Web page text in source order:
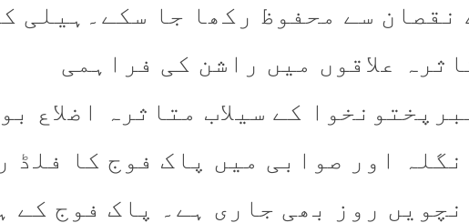
نقصان سے محفوظ رکھا جا سکے۔ہیلی
علاقوں میں راشن کی فراہمی
کے سیلاب متاثرہ اضلاع
اور صوابی میں پاک فوج کا فلڈ
روز بھی جاری ہے۔ پاک فوج کے